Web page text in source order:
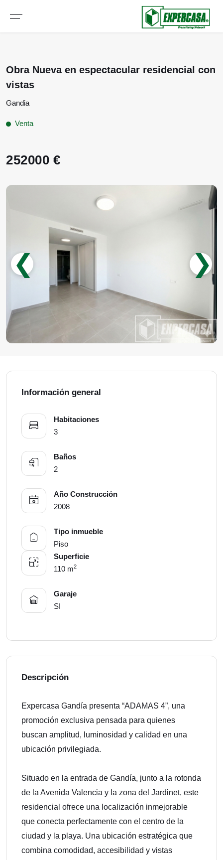
Obra Nueva en espectacular residencial con
vistas
Gandia
Venta
252000 €
❮ ❯
Información general
Habitaciones
3
Baños
2
Año Construcción
2008
Tipo inmueble
Piso
Superficie
110 m2
Garaje
SI
Descripción
Expercasa Gandía presenta “ADAMAS 4”, una
promoción exclusiva pensada para quienes
buscan amplitud, luminosidad y calidad en una
ubicación privilegiada.
Situado en la entrada de Gandía, junto a la rotonda
de la Avenida Valencia y la zona del Jardinet, este
residencial ofrece una localización inmejorable
que conecta perfectamente con el centro de la
ciudad y la playa. Una ubicación estratégica que
combina comodidad, accesibilidad y vistas